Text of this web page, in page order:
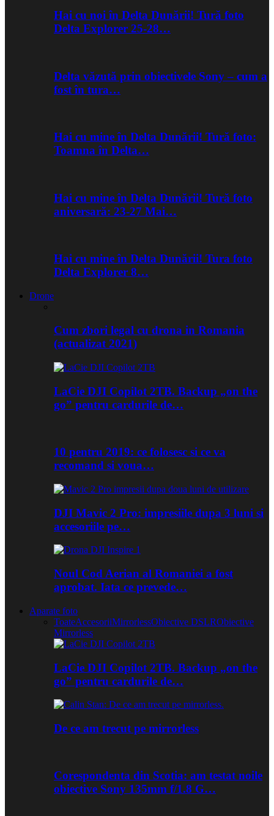
Hai cu noi în Delta Dunării! Tură foto
Delta Explorer 25-28…
Delta văzută prin obiectivele Sony – cum a
fost în tura…
Hai cu mine în Delta Dunării! Tură foto:
Toamna în Delta…
Hai cu mine în Delta Dunării! Tură foto
aniversară: 23-27 Mai…
Hai cu mine în Delta Dunării! Tura foto
Delta Explorer 8…
Drone
Cum zbori legal cu drona in Romania
(actualizat 2021)
LaCie DJI Copilot 2TB. Backup „on the
go” pentru cardurile de…
10 pentru 2019: ce folosesc si ce va
recomand si voua…
DJI Mavic 2 Pro: impresiile dupa 3 luni si
accesoriile pe…
Noul Cod Aerian al Romaniei a fost
aprobat. Iata ce prevede…
Aparate foto
ToateAccesoriiMirrorlessObiective DSLRObiective
Mirrorless
LaCie DJI Copilot 2TB. Backup „on the
go” pentru cardurile de…
De ce am trecut pe mirrorless
Corespondenta din Scotia: am testat noile
obiective Sony 135mm f/1.8 G…